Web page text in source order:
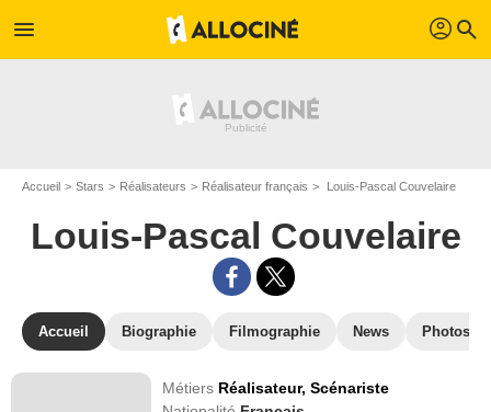
menu profil search
Accueil Stars Réalisateurs Réalisateur français Louis-Pascal Couvelaire
Louis-Pascal Couvelaire
Accueil Biographie Filmographie News Photos
Métiers Réalisateur,Scénariste